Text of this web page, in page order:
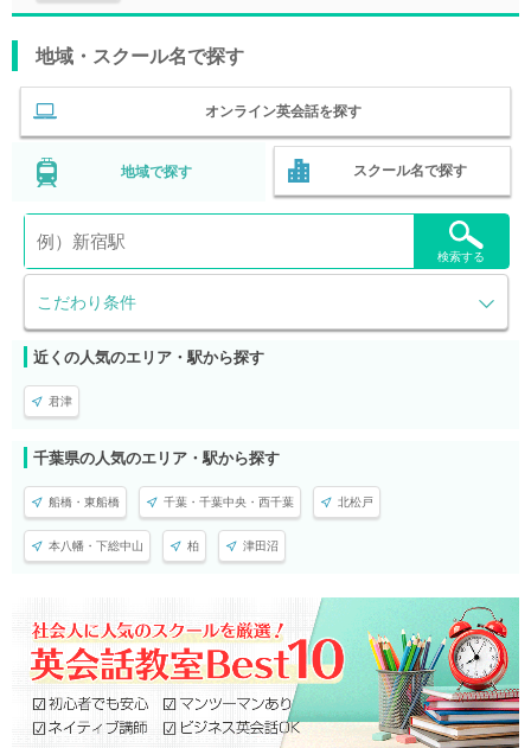
地域・スクール名で探す
オンライン英会話を探す
地域で探す スクール名で探す
こだわり条件
検索する
近くの人気のエリア・駅から探す
君津
千葉県の人気のエリア・駅から探す
船橋・東船橋 千葉・千葉中央・西千葉 北松戸
本八幡・下総中山 柏 津田沼